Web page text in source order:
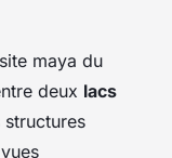
maya du
deux lacs
structures